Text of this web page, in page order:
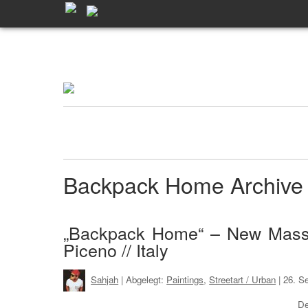
Backpack Home
„Backpack Home“ – New
Piceno // Italy
Sahjah | Abgelegt: Paintings,Streetart / Urban |26.